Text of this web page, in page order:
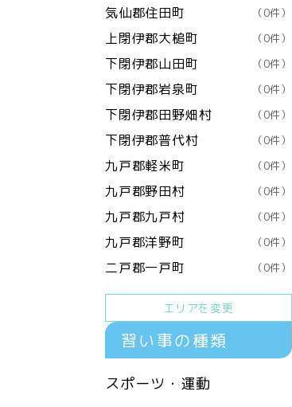
気仙郡住田町 （0件）
上閉伊郡大槌町 （0件）
下閉伊郡山田町 （0件）
下閉伊郡岩泉町 （0件）
下閉伊郡田野畑村 （0件）
下閉伊郡普代村 （0件）
九戸郡軽米町 （0件）
九戸郡野田村 （0件）
九戸郡九戸村 （0件）
九戸郡洋野町 （0件）
二戸郡一戸町 （0件）
エリアを変更
習い事の種類
スポーツ・運動